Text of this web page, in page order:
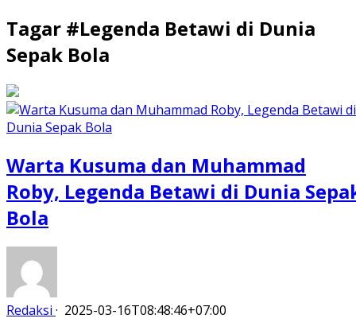
Tagar #Legenda Betawi di Dunia
Sepak Bola
Warta Kusuma dan Muhammad
Roby, Legenda Betawi di Dunia
Bola
Redaksi · 2025-03-16T08:48:46+07:00